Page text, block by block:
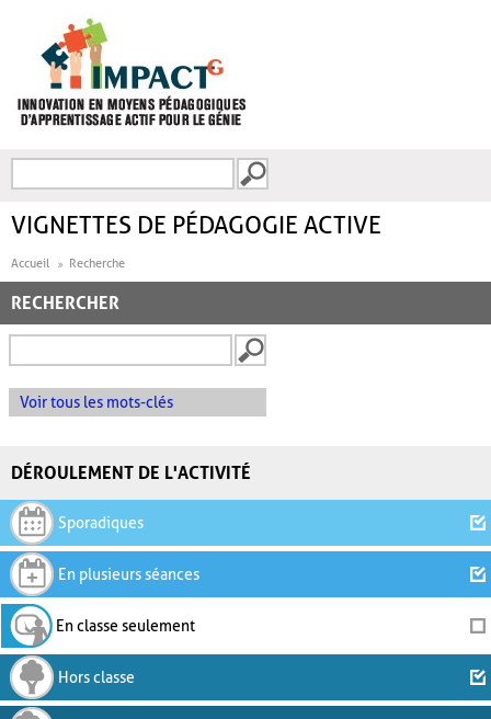
FORMULAIRE DE
VIGNETTES DE PÉDAGOGIE ACTIVE
Accueil Recherche
RECHERCHER
Voir tous les mots-clés
DÉROULEMENT DE L'ACTIVITÉ
Sporadiques
En plusieurs séances
En classe seulement
Hors classe